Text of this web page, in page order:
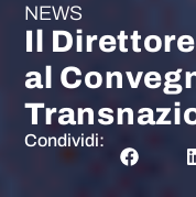
NEWS
Il
al
Condividi: